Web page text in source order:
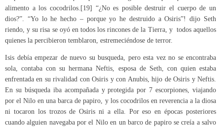
alimento a los cocodrilos.[19] “¿No es posible destruir el cuerpo de un
dios?”. “Yo lo he hecho – porque yo he destruido a Osiris”! dijo Seth
riendo, y su risa se oyó en todos los rincones de la Tierra, y todos aquellos
quienes la percibieron temblaron, estremeciéndose de terror.
Isis debía empezar de nuevo su busqueda, pero esta vez no se encontraba
sola, contaba con su hermana Neftis, esposa de Seth, con quien estaba
enfrentada en su rivalidad con Osiris y con Anubis, hijo de Osiris y Neftis.
En su búsqueda iba acompañada y protegida por 7 escorpiones, viajando
por el Nilo en una barca de papiro, y los cocodrilos en reverencia a la diosa
ni tocaron los trozos de Osiris ni a ella. Por eso en épocas posteriores
cuando alguien navegaba por el Nilo en un barco de papiro se creía a salvo